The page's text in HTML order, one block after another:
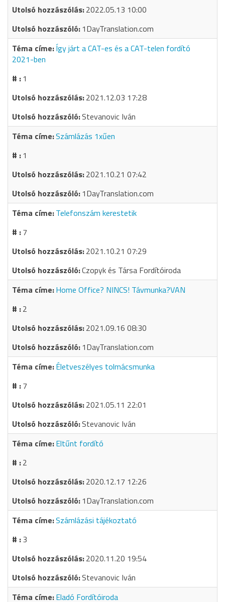
2022.05.13 10:00
1DayTranslation.com
Így járt a CAT-es és a CAT-telen fordító
2021-ben
1
2021.12.03 17:28
Stevanovic Iván
Számlázás 1xűen
1
2021.10.21 07:42
1DayTranslation.com
Telefonszám kerestetik
7
2021.10.21 07:29
Czopyk és Társa Fordítóiroda
Home Office? NINCS! Távmunka?VAN
2
2021.09.16 08:30
1DayTranslation.com
Életveszélyes tolmácsmunka
7
2021.05.11 22:01
Stevanovic Iván
Eltűnt fordító
2
2020.12.17 12:26
1DayTranslation.com
Számlázási tájékoztató
3
2020.11.20 19:54
Stevanovic Iván
Eladó Fordítóiroda